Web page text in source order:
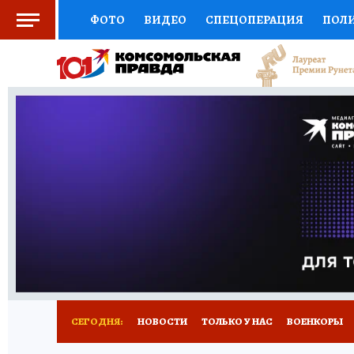
ФОТО ВИДЕО СПЕЦОПЕРАЦИЯ
СОЦПОДДЕРЖКА НАУКА СПОРТ
ВЫБОР ЭКСПЕРТОВ ДОКТОР
ПРОГНОЗЫ НА СПОРТ
НОВОЕ
СЕГОДНЯ: НОВОСТИ ТОЛЬКО У НАС ВОЕНКОРЫ